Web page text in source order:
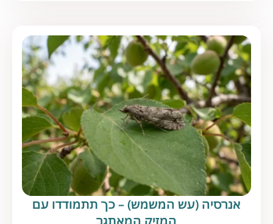
– עשב שוטה רב-שנתי, מהנפוצים ביותר בארץ
ובעולם, שנחשב לאחד המזיקים הקשים. לפני שנבין
כיצד […]
אנרסיה (עש המשמש) – כך תתמודדו עם